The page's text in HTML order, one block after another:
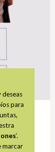
para
‘.
marcar